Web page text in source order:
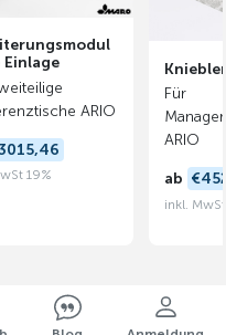
Einlage
ARIO
19%
Für
ARIO
ab
inkl.